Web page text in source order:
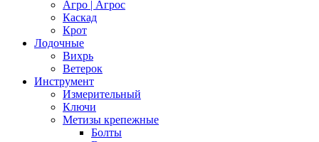
Агро | Агрос
Каскад
Крот
Лодочные
Вихрь
Ветерок
Инструмент
Измерительный
Ключи
Метизы крепежные
Болты